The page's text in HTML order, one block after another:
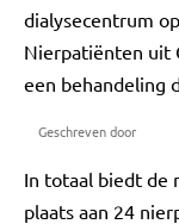
dialysecentrum
Nierpatiënten uit
een behandeling
Geschreven door
In totaal biedt de
plaats aan 24